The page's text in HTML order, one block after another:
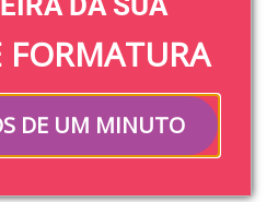
FORMATURA
DE UM MINUTO
de
guia